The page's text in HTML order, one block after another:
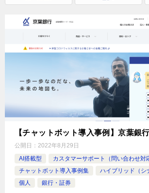
【チャットボット導入事例】京葉銀
公開日： 2022年8月29日
AI搭載型
カスタマーサポート（問い合わせ対
チャットボット導入事例集
ハイブリッド（シ
個人
銀行・証券